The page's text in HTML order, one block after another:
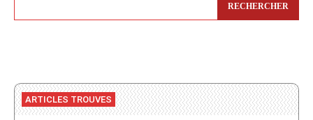
RECHERCHER
ARTICLES TROUVES